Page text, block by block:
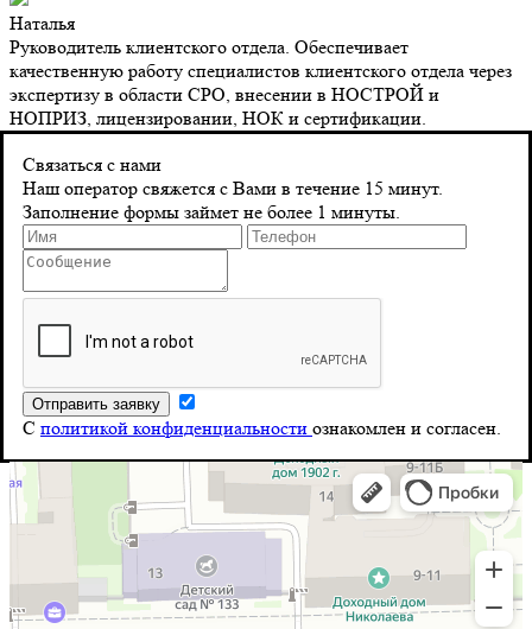
Наталья
Руководитель клиентского отдела. Обеспечивает
качественную работу специалистов клиентского отдела через
экспертизу в области СРО, внесении в НОСТРОЙ и
НОПРИЗ, лицензировании, НОК и сертификации.
Связаться с нами
Наш оператор свяжется с Вами в течение 15 минут.
Заполнение формы займет не более 1 минуты.
С политикой конфиденциальности ознакомлен и согласен.
Контакты
Адрес
г. Санкт-Петербург 8‑я Красноармейская, д. 10
Телефон
8 (804) 555-10-39
Почта